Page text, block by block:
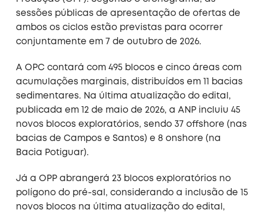
sessões públicas de apresentação de ofertas de
ambos os ciclos estão previstas para ocorrer
conjuntamente em 7 de outubro de 2026.
A OPC contará com 495 blocos e cinco áreas com
acumulações marginais, distribuídos em 11 bacias
sedimentares. Na última atualização do edital,
publicada em 12 de maio de 2026, a ANP incluiu 45
novos blocos exploratórios, sendo 37 offshore (nas
bacias de Campos e Santos) e 8 onshore (na
Bacia Potiguar).
Já a OPP abrangerá 23 blocos exploratórios no
polígono do pré-sal, considerando a inclusão de 15
novos blocos na última atualização do edital,